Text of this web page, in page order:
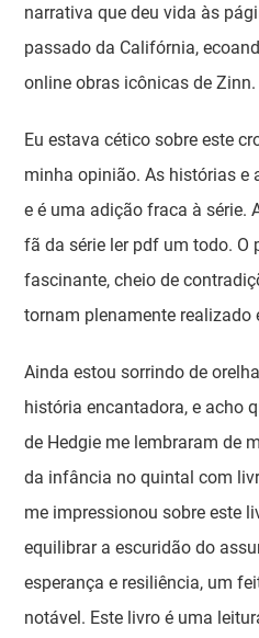
narrativa que deu vida às
passado da Califórnia,
online obras icônicas de Zinn.
Eu estava cético sobre este
minha opinião. As histórias e
e é uma adição fraca à série.
fã da série ler pdf um todo. O
fascinante, cheio de
tornam plenamente realizado
Ainda estou sorrindo de
história encantadora, e acho
de Hedgie me lembraram de
da infância no quintal com
me impressionou sobre este
equilibrar a escuridão do
esperança e resiliência, um
notável. Este livro é uma